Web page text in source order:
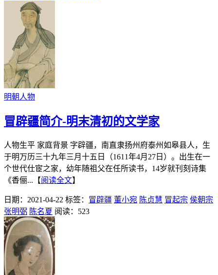
明朝人物
冒辟疆简介-明末清初的文学家
人物生平 家庭背景 字辟疆，南直隶扬州府泰州如皋县人，生
于明万历三十九年三月十五日（1611年4月27日）。出生在一
个世代仕宦之家，幼年随祖父在任所读书，14岁就刊刻诗集
《香俪...【阅读全文】
日期：2021-04-22 标签： 冒辟疆 董小宛 陈贞慧 冒起宗 侯朝宗
张明弼 陈名夏 阅读：523